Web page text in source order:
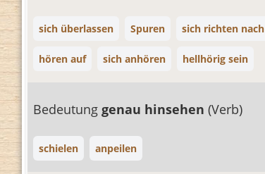
sich überlassen Spuren sich richten nach
hören auf sich anhören hellhörig sein
Bedeutung genau hinsehen (Verb)
schielen anpeilen